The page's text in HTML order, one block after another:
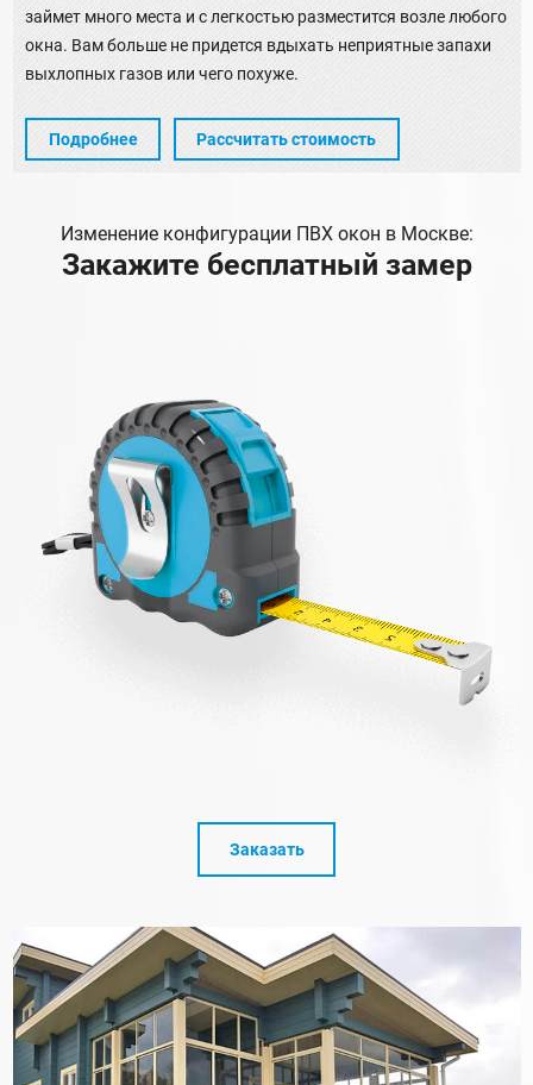
займет много места и с легкостью разместится возле любого
окна. Вам больше не придется вдыхать неприятные запахи
выхлопных газов или чего похуже.
Подробнее Рассчитать стоимость
Изменение конфигурации ПВХ окон в Москве:
Закажите бесплатный замер
Заказать